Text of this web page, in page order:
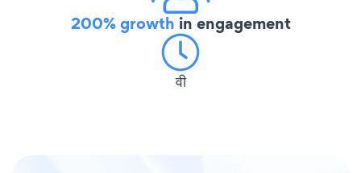
200% growth in engagement
वी